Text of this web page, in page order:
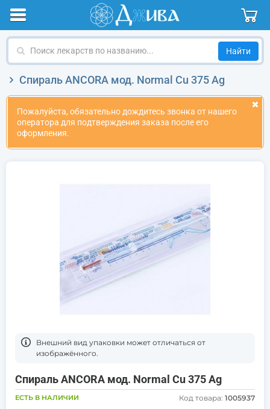
Поиск
названию
Спираль ANCORA мод. Normal Cu 375 Ag
Пожалуйста, обязательно дождитесь звонка от нашего
оператора для подтверждения заказа после его
оформления.
Bнешний вид упаковки может отличаться от
изображённого.
Спираль ANCORA мод. Normal Cu 375 Ag
ЕСТЬ В НАЛИЧИИ Код товара: 1005937